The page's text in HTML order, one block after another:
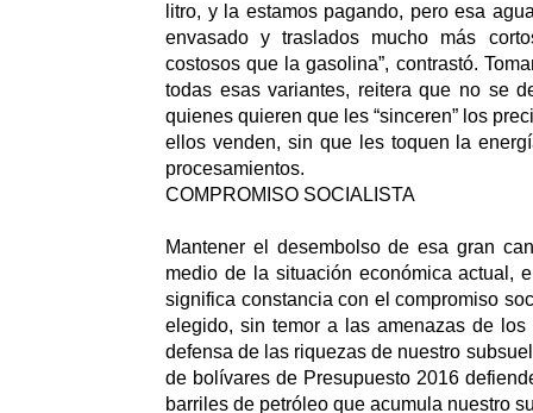
litro, y la estamos pagando, pero esa
envasado y traslados mucho más
costosos que la gasolina”, contrastó.
todas esas variantes, reitera que no se
quienes quieren que les “sinceren” los
ellos venden, sin que les toquen la
procesamientos.
COMPROMISO SOCIALISTA
Mantener el desembolso de esa gran
medio de la situación económica actual,
significa constancia con el compromiso
elegido, sin temor a las amenazas de los
defensa de las riquezas de nuestro
de bolívares de Presupuesto 2016
barriles de petróleo que acumula nuestro